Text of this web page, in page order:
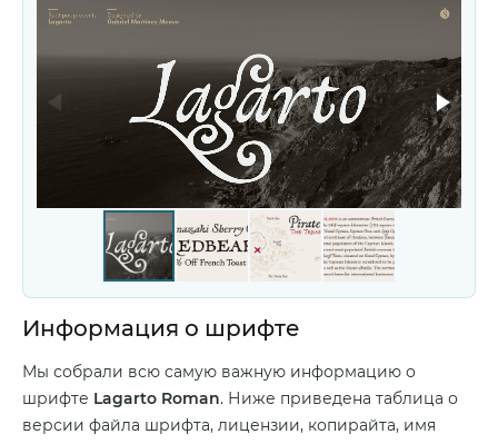
Информация о шрифте
Мы собрали всю самую важную информацию о
шрифте Lagarto Roman. Ниже приведена таблица о
версии файла шрифта, лицензии, копирайта, имя